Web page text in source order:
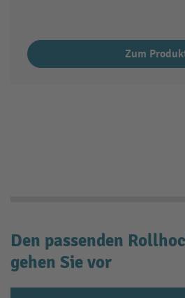
Zum
Den passenden
gehen Sie vor